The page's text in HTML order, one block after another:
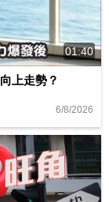
01:40
上走勢？
6/8/2026